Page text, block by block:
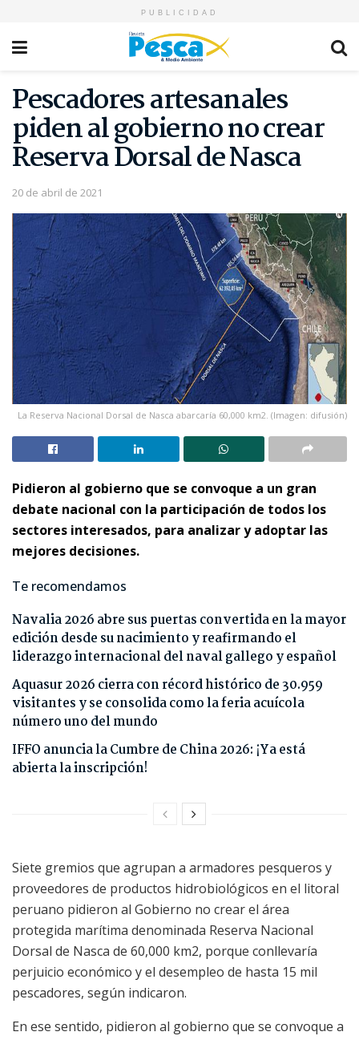
PUBLICIDAD
Pescadores artesanales
piden al gobierno no crear
Reserva Dorsal de Nasca
20 de abril de 2021
La Reserva Nacional Dorsal de Nasca abarcaría 60,000 km2. (Imagen: difusión)
Pidieron al gobierno que se convoque a un gran
debate nacional con la participación de todos los
sectores interesados, para analizar y adoptar las
mejores decisiones.
Te recomendamos
Navalia 2026 abre sus puertas convertida en la mayor
edición desde su nacimiento y reafirmando el
liderazgo internacional del naval gallego y español
Aquasur 2026 cierra con récord histórico de 30.959
visitantes y se consolida como la feria acuícola
número uno del mundo
IFFO anuncia la Cumbre de China 2026: ¡Ya está
abierta la inscripción!
Siete gremios que agrupan a armadores pesqueros y
proveedores de productos hidrobiológicos en el litoral
peruano pidieron al Gobierno no crear el área
protegida marítima denominada Reserva Nacional
Dorsal de Nasca de 60,000 km2, porque conllevaría
perjuicio económico y el desempleo de hasta 15 mil
pescadores, según indicaron.
En ese sentido, pidieron al gobierno que se convoque a